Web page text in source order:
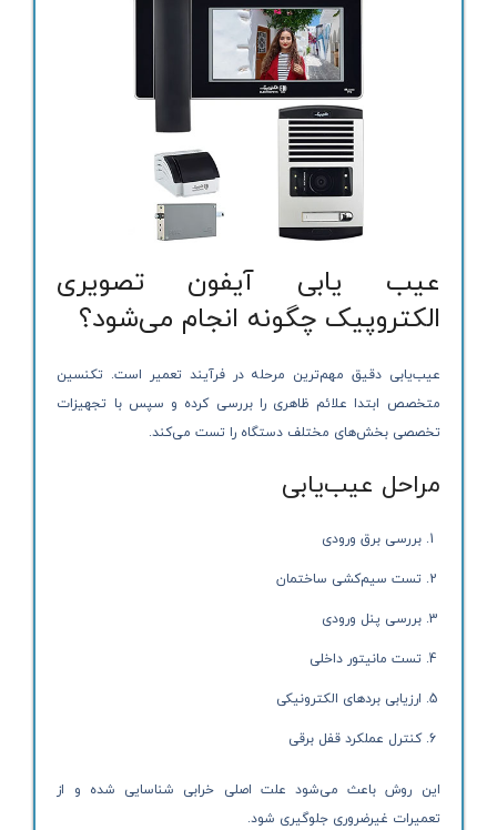
عیب یابی آیفون تصویری
الکتروپیک چگونه انجام می‌شود؟
عیب‌یابی دقیق مهم‌ترین مرحله در فرآیند تعمیر است. تکنسین
متخصص ابتدا علائم ظاهری را بررسی کرده و سپس با تجهیزات
تخصصی بخش‌های مختلف دستگاه را تست می‌کند.
مراحل عیب‌یابی
بررسی برق ورودی
تست سیم‌کشی ساختمان
بررسی پنل ورودی
تست مانیتور داخلی
ارزیابی بردهای الکترونیکی
کنترل عملکرد قفل برقی
این روش باعث می‌شود علت اصلی خرابی شناسایی شده و از
تعمیرات غیرضروری جلوگیری شود.